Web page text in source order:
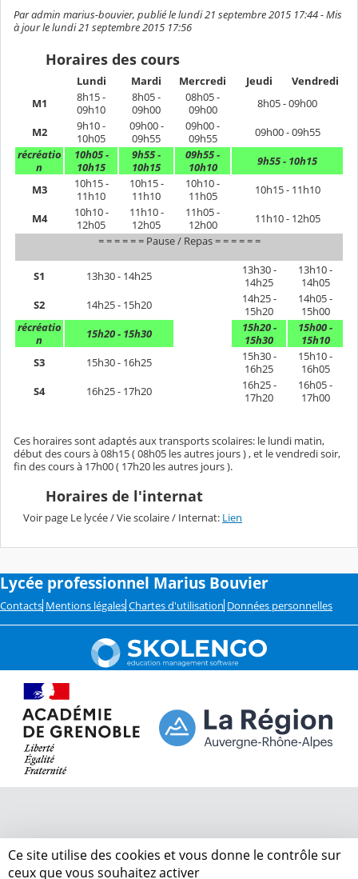
Par admin marius-bouvier, publié le lundi 21 septembre 2015 17:44 - Mis
à jour le lundi 21 septembre 2015 17:56
Horaires des cours
Lundi Mardi Mercredi Jeudi
Vendredi
M1
8h15 -
09h10
8h05 -
09h00
08h05 -
09h00
8h05 - 09h00
M2
9h10 -
10h05
09h00 -
09h55
09h00 -
09h55
09h00 - 09h55
récréatio
n
10h05 -
10h15
9h55 -
10h15
09h55 -
10h10
9h55 - 10h15
M3
10h15 -
11h10
10h15 -
11h10
10h10 -
11h05
10h15 - 11h10
M4
10h10 -
12h05
11h10 -
12h05
11h05 -
12h00
11h10 - 12h05
= = = = = = Pause / Repas = = = = = =
S1 13h30 - 14h25
13h30 -
14h25
13h10 -
14h05
S2
14h25 - 15h20
14h25 -
15h20
14h05 -
15h00
récréatio
n
15h20 - 15h30
15h20 -
15h30
15h00 -
15h10
S3
15h30 - 16h25
15h30 -
16h25
15h10 -
16h05
S4
16h25 - 17h20
16h25 -
17h20
16h05 -
17h00
Ces horaires sont adaptés aux transports scolaires: le lundi matin,
début des cours à 08h15 ( 08h05 les autres jours ) , et le vendredi soir,
fin des cours à 17h00 ( 17h20 les autres jours ).
Horaires de l'internat
Voir page Le lycée / Vie scolaire / Internat: Lien
Lycée professionnel Marius Bouvier
Contacts Mentions légales Chartes d'utilisation Données personnelles
Ce site utilise des cookies et vous donne le contrôle sur
ceux que vous souhaitez activer